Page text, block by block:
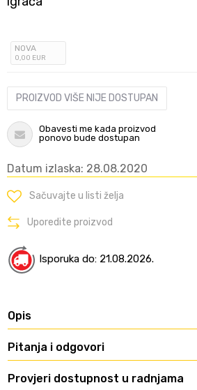
NOVA
0,00 EUR
PROIZVOD VIŠE NIJE DOSTUPAN
Obavesti me kada proizvod
ponovo bude dostupan
Datum izlaska: 28.08.2020
Sačuvajte u listi želja
Uporedite proizvod
Isporuka do: 21.08.2026.
Opis
Pitanja i odgovori
Provjeri dostupnost u radnjama